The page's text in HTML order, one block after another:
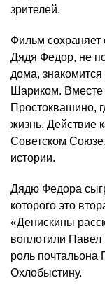
зрителей.
Фильм сохраняет
Дядя Федор, не
дома,
Шариком.
Простоквашино,
жизнь. Действие
Советском
истории.
Дядю Федора
которого это
«Денискины
воплотили
роль почтальона
Охлобыстину.